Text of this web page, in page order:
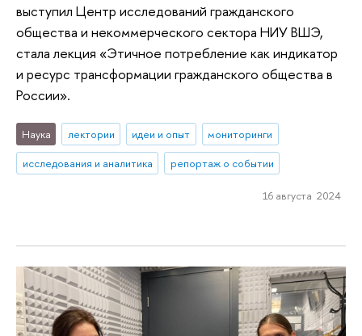
выступил Центр исследований гражданского
общества и некоммерческого сектора НИУ ВШЭ,
стала лекция «Этичное потребление как индикатор
и ресурс трансформации гражданского общества в
России».
Наука лектории идеи и опыт
мониторинги
исследования и аналитика
репортаж о событии
16 августа 2024